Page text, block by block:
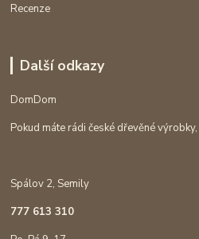
Recenze
Další odkazy
DomDom
Pokud máte rádi české dřevěné
Spálov 2, Semily
777 613 310